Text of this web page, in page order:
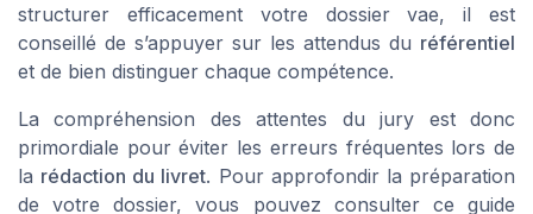
structurer efficacement votre dossier vae, il est
conseillé de s’appuyer sur les attendus du référentiel
et de bien distinguer chaque compétence.
La compréhension des attentes du jury est donc
primordiale pour éviter les erreurs fréquentes lors de
la rédaction du livret. Pour approfondir la préparation
de votre dossier, vous pouvez consulter ce guide